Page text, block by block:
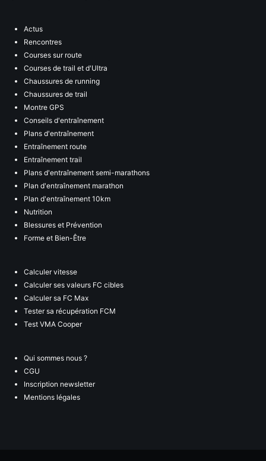
Actus
Rencontres
Courses sur route
Courses de trail et d'Ultra
Chaussures de running
Chaussures de trail
Montre GPS
Conseils d'entraînement
Plans d'entraînement
Entraînement route
Entraînement trail
Plans d'entraînement semi-marathons
Plan d'entraînement marathon
Plan d'entraînement 10km
Nutrition
Blessures et Prévention
Forme et Bien-Être
Calculer vitesse
Calculer ses valeurs FC cibles
Calculer sa FC Max
Tester sa récupération FCM
Test VMA Cooper
Qui sommes nous ?
CGU
Inscription newsletter
Mentions légales